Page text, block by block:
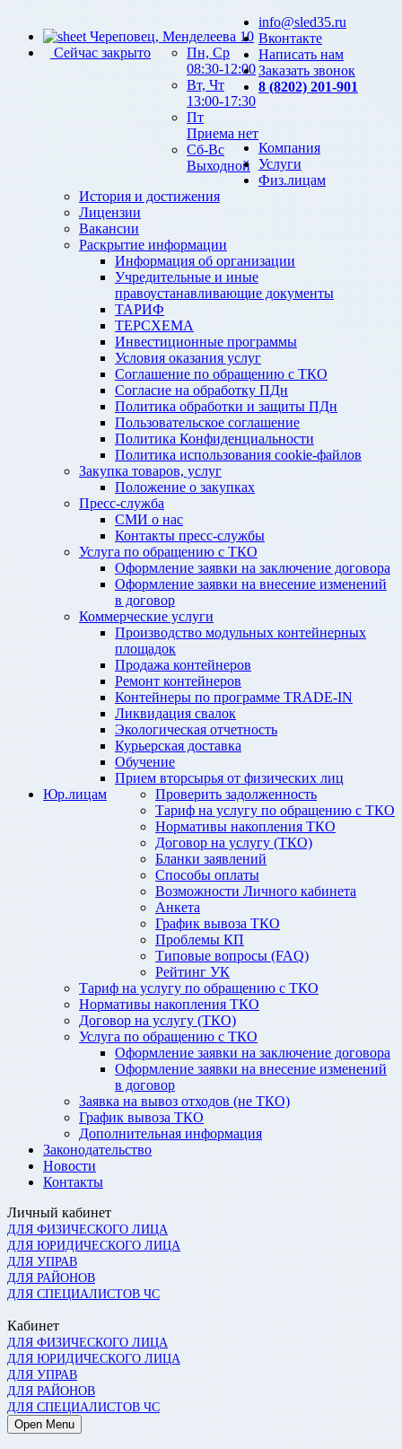
Череповец, Менделеева 10
Сейчас закрыто
Пн, Ср
08:30-12:00
Вт, Чт
13:00-17:30
Пт
Приема нет
Сб-Вс
Выходной
info@sled35.ru
Вконтакте
Написать нам
Заказать звонок
8 (8202) 201-901
Компания
История и достижения
Лицензии
Вакансии
Раскрытие информации
Информация об организации
Учредительные и иные
правоустанавливающие документы
ТАРИФ
ТЕРСХЕМА
Инвестиционные программы
Условия оказания услуг
Соглашение по обращению с ТКО
Согласие на обработку ПДн
Политика обработки и защиты ПДн
Пользовательское соглашение
Политика Конфиденциальности
Политика использования cookie-файлов
Закупка товаров, услуг
Положение о закупках
Пресс-служба
СМИ о нас
Контакты пресс-службы
Услуги
Услуга по обращению с ТКО
Оформление заявки на заключение договора
Оформление заявки на внесение изменений
в договор
Коммерческие услуги
Производство модульных контейнерных
площадок
Продажа контейнеров
Ремонт контейнеров
Контейнеры по программе TRADE-IN
Ликвидация свалок
Экологическая отчетность
Курьерская доставка
Обучение
Прием вторсырья от физических лиц
Физ.лицам
Проверить задолженность
Тариф на услугу по обращению с ТКО
Нормативы накопления ТКО
Договор на услугу (ТКО)
Бланки заявлений
Способы оплаты
Возможности Личного кабинета
Анкета
График вывоза ТКО
Проблемы КП
Типовые вопросы (FAQ)
Рейтинг УК
Юр.лицам
Тариф на услугу по обращению с ТКО
Нормативы накопления ТКО
Договор на услугу (ТКО)
Услуга по обращению с ТКО
Оформление заявки на заключение договора
Оформление заявки на внесение изменений
в договор
Заявка на вывоз отходов (не ТКО)
График вывоза ТКО
Дополнительная информация
Законодательство
Новости
Контакты
Личный кабинет
ДЛЯ ФИЗИЧЕСКОГО ЛИЦА
ДЛЯ ЮРИДИЧЕСКОГО ЛИЦА
ДЛЯ УПРАВ
ДЛЯ РАЙОНОВ
ДЛЯ СПЕЦИАЛИСТОВ ЧС
Кабинет
ДЛЯ ФИЗИЧЕСКОГО ЛИЦА
ДЛЯ ЮРИДИЧЕСКОГО ЛИЦА
ДЛЯ УПРАВ
ДЛЯ РАЙОНОВ
ДЛЯ СПЕЦИАЛИСТОВ ЧС
Open Menu